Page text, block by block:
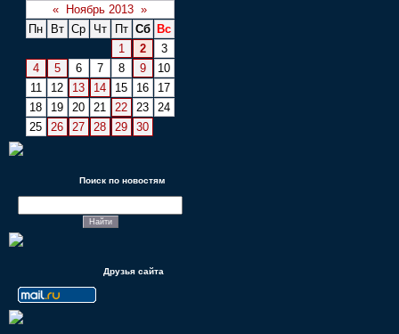
« Ноябрь 2013 »
Пн
Вт Ср Чт Пт Сб
Вс
1
2
3
4
5 6 7 8 9
10
11
12 13 14 15 16
17
18
19 20 21 22 23
24
25
26 27 28 29 30
Поиск по новостям
Друзья сайта